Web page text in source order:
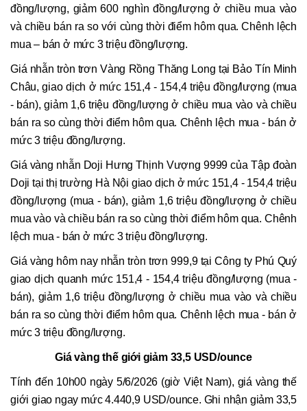
đồng/lượng, giảm 600 nghìn đồng/lượng ở chiều mua vào
và chiều bán ra so với cùng thời điểm hôm qua. Chênh lệch
mua – bán ở mức 3 triệu đồng/lượng.
Giá nhẫn tròn trơn Vàng Rồng Thăng Long tại Bảo Tín Minh
Châu, giao dịch ở mức 151,4 - 154,4 triệu đồng/lượng (mua
- bán), giảm 1,6 triệu đồng/lượng ở chiều mua vào và chiều
bán ra so cùng thời điểm hôm qua. Chênh lệch mua - bán ở
mức 3 triệu đồng/lượng.
Giá vàng nhẫn Doji Hưng Thịnh Vượng 9999 của Tập đoàn
Doji tại thị trường Hà Nội giao dịch ở mức 151,4 - 154,4 triệu
đồng/lượng (mua - bán), giảm 1,6 triệu đồng/lượng ở chiều
mua vào và chiều bán ra so cùng thời điểm hôm qua. Chênh
lệch mua - bán ở mức 3 triệu đồng/lượng.
Giá vàng hôm nay nhẫn tròn trơn 999,9 tại Công ty Phú Quý
giao dịch quanh mức 151,4 - 154,4 triệu đồng/lượng (mua -
bán), giảm 1,6 triệu đồng/lượng ở chiều mua vào và chiều
bán ra so cùng thời điểm hôm qua. Chênh lệch mua - bán ở
mức 3 triệu đồng/lượng.
Giá vàng thế giới giảm 33,5 USD/ounce
Tính đến 10h00 ngày 5/6/2026 (giờ Việt Nam), giá vàng thế
giới giao ngay mức 4.440,9 USD/ounce. Ghi nhận giảm 33,5